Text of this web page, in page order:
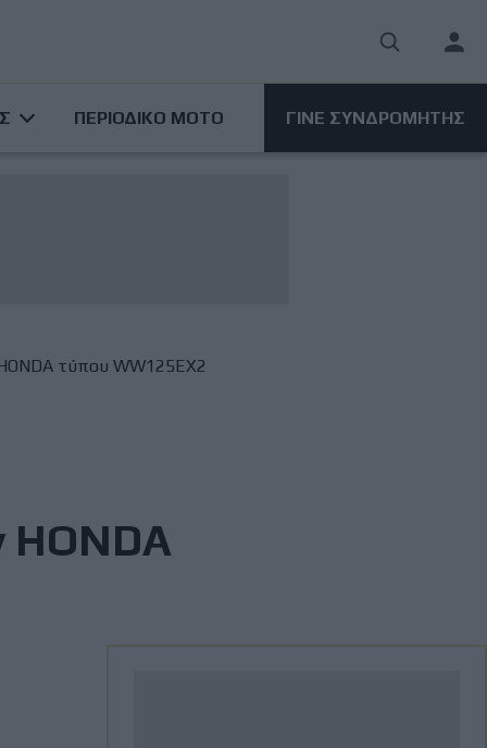
User
ΠΕΡΙΟΔΙΚΟ ΜΟΤΟ ΓΙΝΕ ΣΥΝΔΡΟΜΗΤΗΣ
τύπου WW125EX2